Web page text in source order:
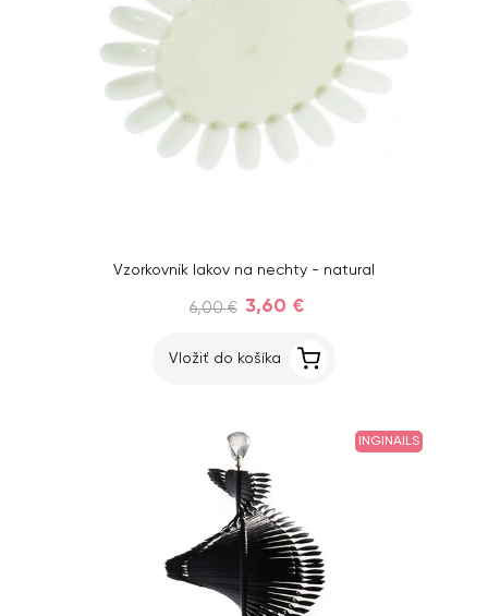
Vzorkovník lakov na nechty - natural
6,00 € 3,60 €
Vložiť do košíka
INGINAILS